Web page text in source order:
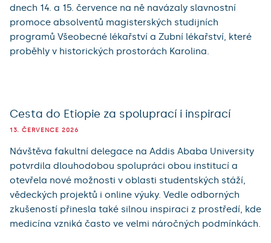
dnech 14. a 15. července na ně navázaly slavnostní
promoce absolventů magisterských studijních
programů Všeobecné lékařství a Zubní lékařství, které
proběhly v historických prostorách Karolina.
Cesta do Etiopie za spoluprací i inspirací
13. ČERVENCE 2026
Návštěva fakultní delegace na Addis Ababa University
potvrdila dlouhodobou spolupráci obou institucí a
otevřela nové možnosti v oblasti studentských stáží,
vědeckých projektů i online výuky. Vedle odborných
zkušeností přinesla také silnou inspiraci z prostředí, kde
medicína vzniká často ve velmi náročných podmínkách.